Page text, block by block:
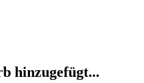
hinzugefügt...